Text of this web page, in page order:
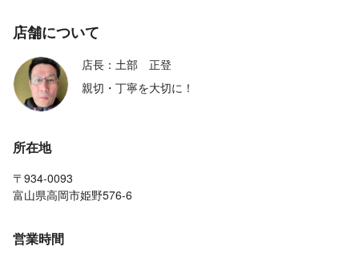
店舗について
店長：土部 正登
親切・丁寧を大切に！
所在地
〒934-0093
富山県高岡市姫野576‐6
営業時間